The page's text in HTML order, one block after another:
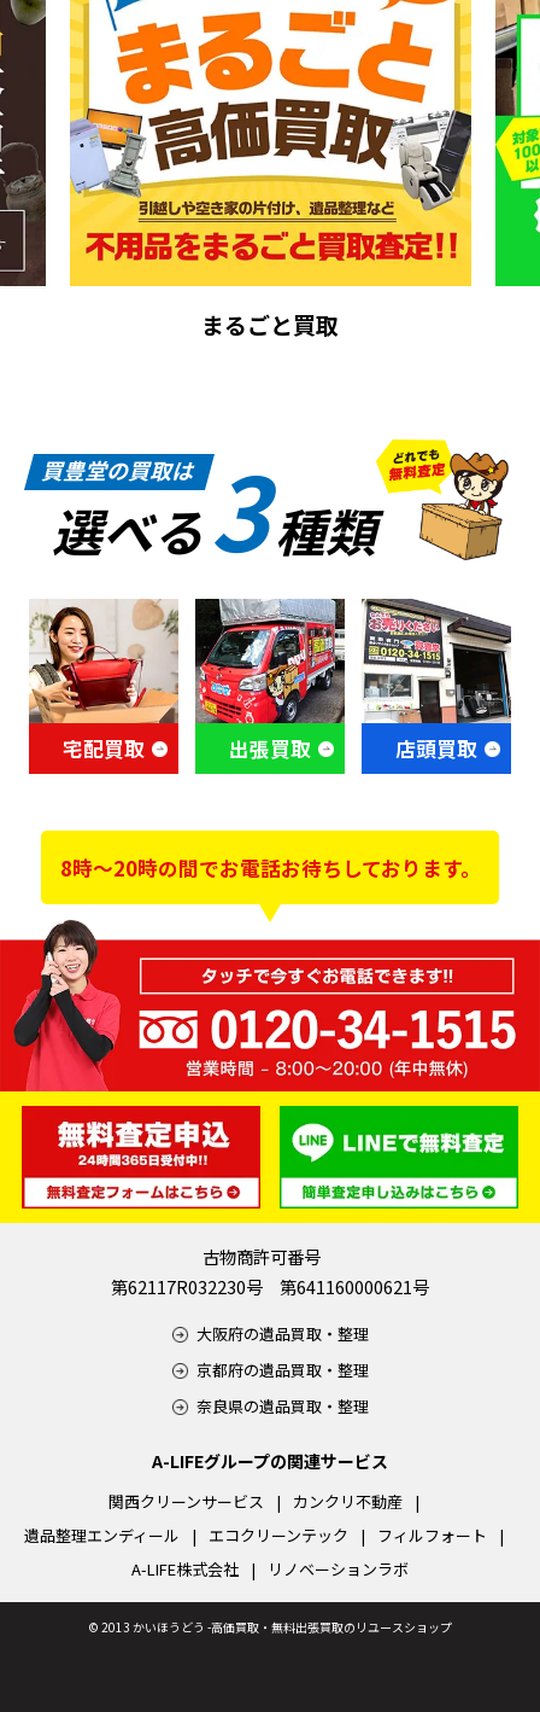
まるごと買取
買豊堂の買取は
選べる3種類
宅配買取 出張買取 店頭買取
8時～20時の間でお電話お待ちしております。
古物商許可番号
第62117R032230号 第641160000621号
大阪府の遺品買取・整理
京都府の遺品買取・整理
奈良県の遺品買取・整理
A-LIFEグループの関連サービス
関西クリーンサービス
カンクリ不動産
遺品整理エンディール
エコクリーンテック
フィルフォート
A-LIFE株式会社
リノベーションラボ
© 2013 かいほうどう -高価買取・無料出張買取のリユースショップ